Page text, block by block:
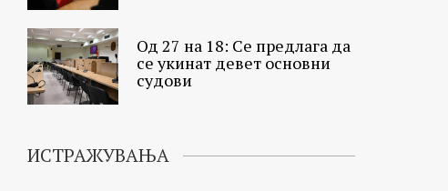
Од 27 на 18: Се предлага да
се укинат девет основни
судови
ИСТРАЖУВАЊА